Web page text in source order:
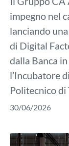
impegno nel
lanciando
di Digital
dalla Banca
l’Incubatore
Politecnico di
30/06/2026